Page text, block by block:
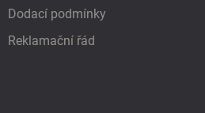
Dodací podmínky
Reklamační řád